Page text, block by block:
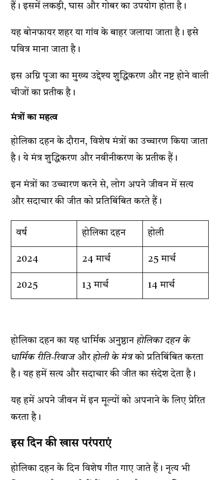
हैं। इसमें लकड़ी, घास और गोबर का उपयोग होता है।
यह बोनफायर शहर या गांव के बाहर जलाया जाता है। इसे
पवित्र माना जाता है।
इस अग्नि पूजा का मुख्य उद्देश्य शुद्धिकरण और नष्ट होने वाली
चीजों का प्रतीक है।
मंत्रों का महत्व
होलिका दहन के दौरान, विशेष मंत्रों का उच्चारण किया जाता
है। ये मंत्र शुद्धिकरण और नवीनीकरण के प्रतीक हैं।
इन मंत्रों का उच्चारण करने से, लोग अपने जीवन में सत्य
और सदाचार की जीत को प्रतिबिंबित करते हैं।
वर्ष होलिका दहन होली
2024 24 मार्च 25 मार्च
2025 13 मार्च 14 मार्च
होलिका दहन का यह धार्मिक अनुष्ठानहोलिका दहन के
धार्मिक रीति-रिवाजऔरहोली के मंत्रको प्रतिबिंबित करता
है। यह हमें सत्य और सदाचार की जीत का संदेश देता है।
यह हमें अपने जीवन में इन मूल्यों को अपनाने के लिए प्रेरित
करता है।
इस दिन की खास परंपराएं
होलिका दहन के दिन विशेष गीत गाए जाते हैं। नृत्य भी